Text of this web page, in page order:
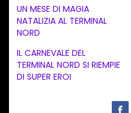
a
m
e
n
UN MESE DI MAGIA
NATALIZIA AL TERMINAL
NORD
IL CARNEVALE DEL
TERMINAL NORD SI RIEMPIE
DI SUPER EROI